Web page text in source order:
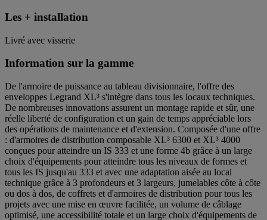
Les + installation
Livré avec visserie
Information sur la gamme
De l'armoire de puissance au tableau divisionnaire, l'offre des
enveloppes Legrand XL³ s'intègre dans tous les locaux techniques.
De nombreuses innovations assurent un montage rapide et sûr, une
réelle liberté de configuration et un gain de temps appréciable lors
des opérations de maintenance et d'extension. Composée d'une offre
: d'armoires de distribution composable XL³ 6300 et XL³ 4000
conçues pour atteindre un IS 333 et une forme 4b grâce à un large
choix d'équipements pour atteindre tous les niveaux de formes et
tous les IS jusqu'au 333 et avec une adaptation aisée au local
technique grâce à 3 profondeurs et 3 largeurs, jumelables côte à côte
ou dos à dos, de coffrets et d'armoires de distribution pour tous les
projets avec une mise en œuvre facilitée, un volume de câblage
optimisé, une accessibilité totale et un large choix d'équipements de